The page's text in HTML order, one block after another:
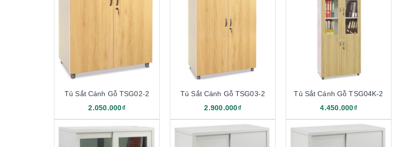
Tủ Sắt Cánh Gỗ TSG02-2
2.050.000₫
Tủ Sắt Cánh Gỗ TSG03-2
2.900.000₫
Tủ Sắt Cánh Gỗ TSG04K-2
4.450.000₫